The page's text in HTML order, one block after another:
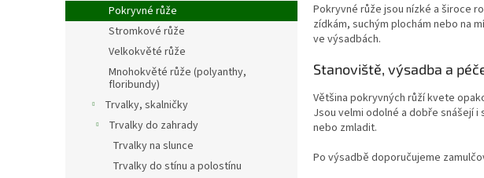
Pokryvné růže
Stromkové růže
Velkokvěté růže
Mnohokvěté růže (polyanthy,
floribundy)
Trvalky, skalničky
Trvalky do zahrady
Trvalky na slunce
Trvalky do stínu a polostínu
Pokryvné růže jsou nízké a široce
zídkám, suchým plochám nebo na
ve výsadbách.
Stanoviště, výsadba a
Většina pokryvných růží kvete
Jsou velmi odolné a dobře snášejí
nebo zmladit.
Po výsadbě doporučujeme